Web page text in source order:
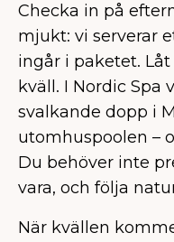
Checka in på
mjukt: vi serverar
ingår i paketet.
kväll. I Nordic Spa
svalkande dopp i
utomhuspoolen –
Du behöver inte
vara, och följa
När kvällen